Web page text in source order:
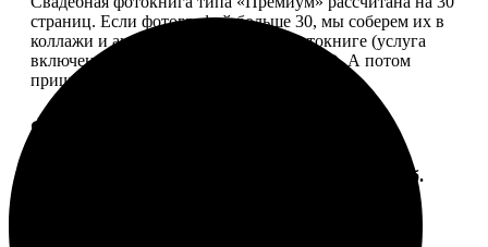
страниц. Если фотографий больше 30, мы соберем их в
коллажи и аккуратно разместим в фотокниге (услуга
включена, стоимость останется прежней). А потом
пришлем вам на согласование развороты.
Форматы и цены
Цена, руб.